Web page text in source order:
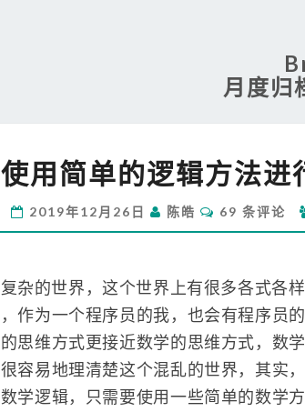
月度归
用
单
辑
方
法
进
行
独
使用简单的逻辑方法进
2019年12月26日 陈皓
评
论
69 条评论
杂的世界，这个世界上有很多各式各
作为一个程序员的我，也会有程序员
思维方式更接近数学的思维方式，数
容易地理清楚这个混乱的世界，其实
学逻辑，只需要使用一些简单的数学方